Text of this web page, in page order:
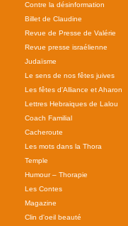
Contre la désinformation
Billet de Claudine
Revue de Presse de Valérie
Revue presse israélienne
Judaïsme
Le sens de nos fêtes juives
Les fêtes d'Alliance et Aharon
Lettres Hebraiques de Lalou
Coach Familial
Cacheroute
Les mots dans la Thora
Temple
Humour – Thorapie
Les Contes
Magazine
Clin d'oeil beauté